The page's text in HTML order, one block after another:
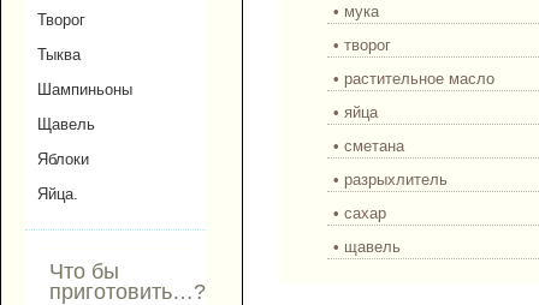
Творог
Тыква
Шампиньоны
Щавель
Яблоки
Яйца.
Что бы
приготовить…?
• мука
• творог
• растительное масло
• яйца
• сметана
• разрыхлитель
• сахар
• щавель